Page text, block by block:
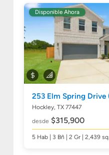
Disponible Ahora
253 Elm Spring Drive
Hockley, TX 77447
desde $315,900
5 Hab | 3 Bñ | 2 Gr | 2,439